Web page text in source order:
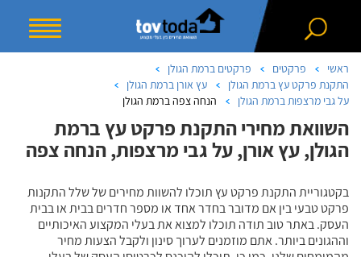
ראשי פרקטים
פרקטים ברמת הגולן
התקנת פרקט עץ ברמת הגולן
עץ אורן ברמת הגולן
על גבי מרצפות ברמת הגולן
הנחה צפה ברמת הגולן
השוואת מחירי התקנת פרקט עץ ברמת
הגולן, עץ אורן, על גבי מרצפות, הנחה צפה
בקטגוריית התקנת פרקט עץ תוכלו להשוות מחירים של שלל התקנות
פרקט טבעי בין אם מדובר בחדר אחד או מספר חדרים בבית או בבית
העסק. באתר טוב תודה תוכלו למצוא את בעלי המקצוע האיכותיים
וההגונים ביותר. אתם מוזמנים לערוך סינון ולקבל הצעות מחיר